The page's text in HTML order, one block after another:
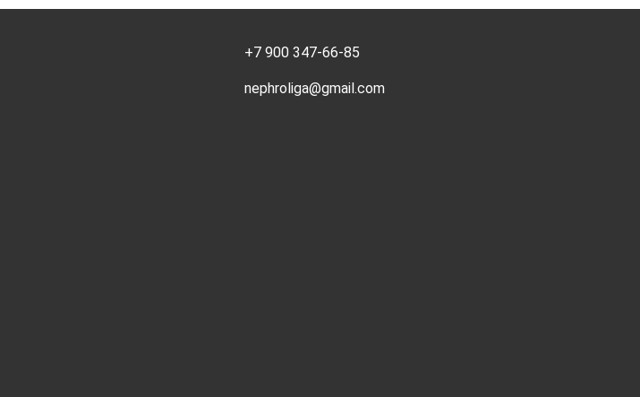
+7 900 347-66-85
nephroliga@gmail.com